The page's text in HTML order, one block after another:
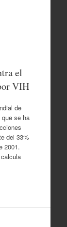
el
VIH
de
se ha
del 33%
2001.